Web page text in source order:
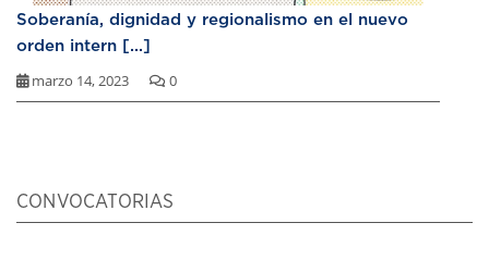
Soberanía, dignidad y regionalismo en el nuevo
orden intern [...]
marzo 14, 2023 0
CONVOCATORIAS